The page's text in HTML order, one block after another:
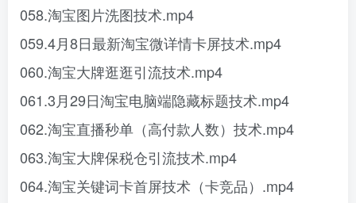
058.淘宝图片洗图技术.mp4
059.4月8日最新淘宝微详情卡屏技术.mp4
060.淘宝大牌逛逛引流技术.mp4
061.3月29日淘宝电脑端隐藏标题技术.mp4
062.淘宝直播秒单（高付款人数）技术.mp4
063.淘宝大牌保税仓引流技术.mp4
064.淘宝关键词卡首屏技术（卡竞品）.mp4